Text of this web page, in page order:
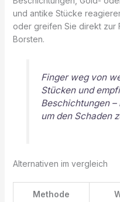
und antike Stücke
oder greifen Sie direkt zur
Borsten.
Finger weg von
Stücken und
Beschichtungen –
um den Schaden
Alternativen im vergleich
Methode